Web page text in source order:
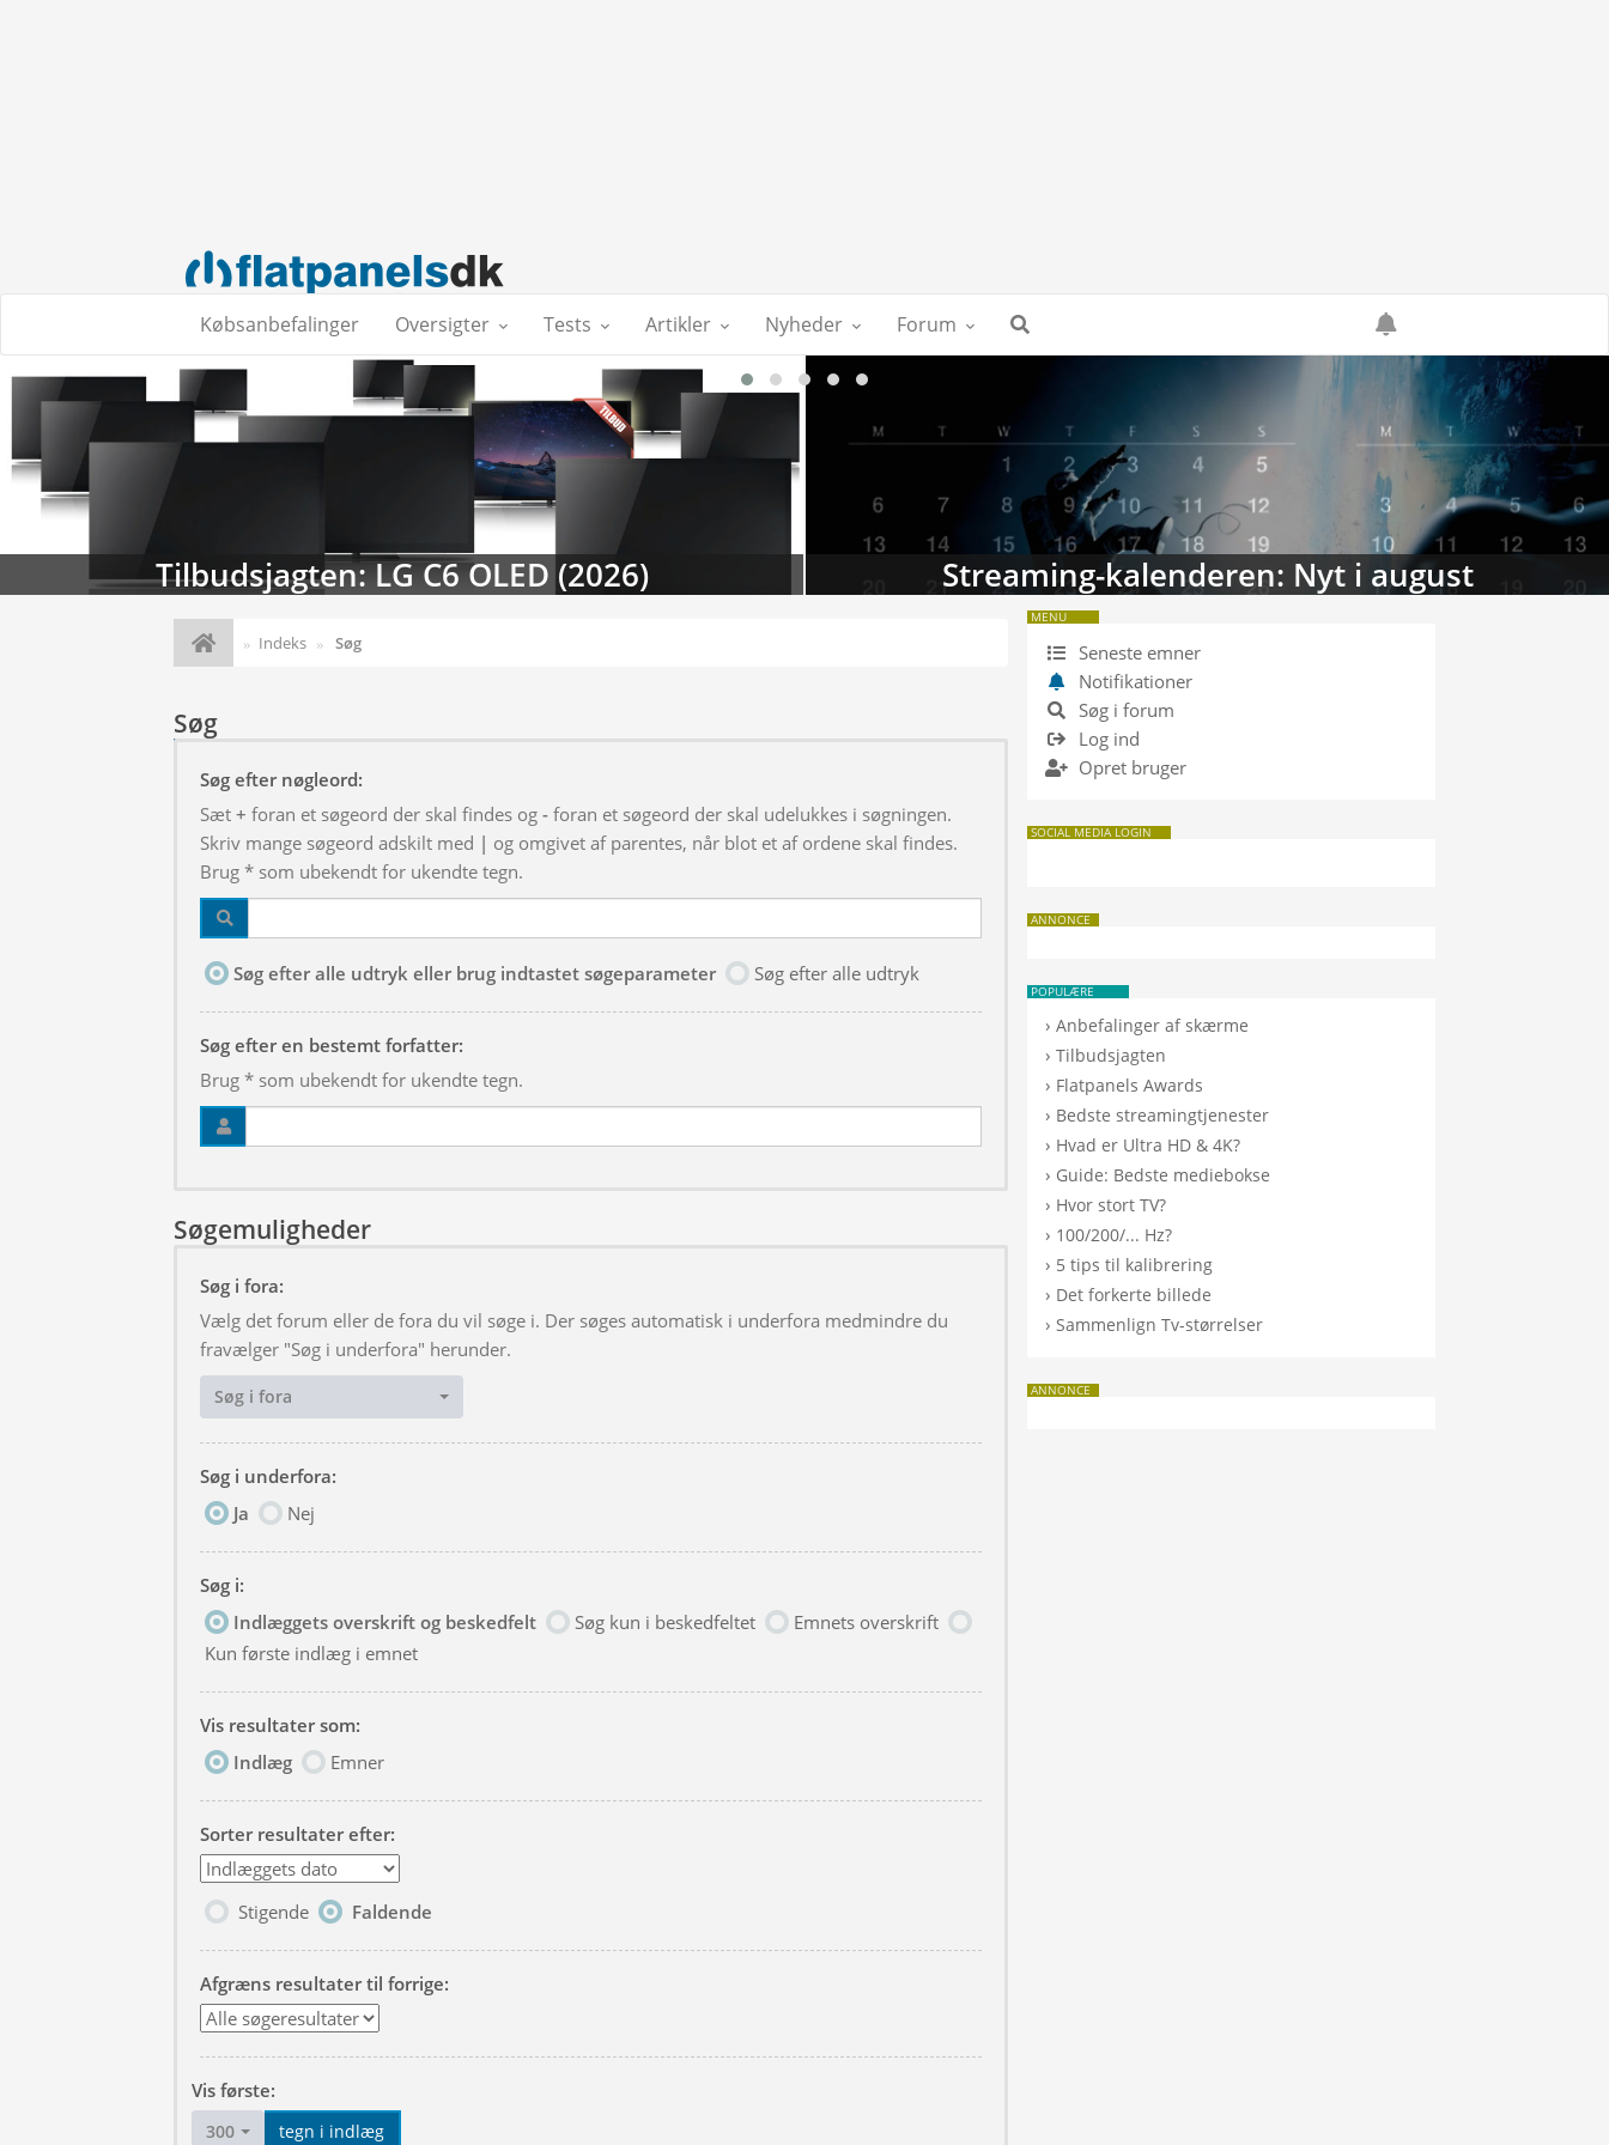
Købsanbefalinger Oversigter Tests Artikler Nyheder Forum
Tilbudsjagten: LG C6 OLED (2026) Streaming-kalenderen: Nyt i august
Indeks Søg
Søg
Søg efter nøgleord:
Sæt + foran et søgeord der skal findes og - foran et søgeord der skal udelukkes i søgningen.
Skriv mange søgeord adskilt med | og omgivet af parentes, når blot et af ordene skal findes.
Brug * som ubekendt for ukendte tegn.
Søg efter alle udtryk eller brug indtastet søgeparameter Søg efter alle udtryk
Søg efter en bestemt forfatter:
Brug * som ubekendt for ukendte tegn.
Søgemuligheder
Søg i fora:
Vælg det forum eller de fora du vil søge i. Der søges automatisk i underfora medmindre du
fravælger "Søg i underfora" herunder.
Søg i fora
Søg i underfora:
Ja
Nej
Søg i:
Indlæggets overskrift og beskedfelt
Søg kun i beskedfeltet
Emnets overskrift
Kun første indlæg i emnet
Vis resultater som:
Indlæg
Emner
Sorter resultater efter:
Stigende Faldende
Afgræns resultater til forrige:
Vis første:
300 tegn i indlæg
MENU
Seneste emner
Notifikationer
Søg i forum
Log ind
Opret bruger
SOCIAL MEDIA LOGIN
ANNONCE
POPULÆRE
›Anbefalinger af skærme
›Tilbudsjagten
› Flatpanels Awards
› Bedste streamingtjenester
› Hvad er Ultra HD & 4K?
› Guide: Bedste mediebokse
› Hvor stort TV?
› 100/200/... Hz?
› 5 tips til kalibrering
› Det forkerte billede
›Sammenlign Tv-størrelser
ANNONCE